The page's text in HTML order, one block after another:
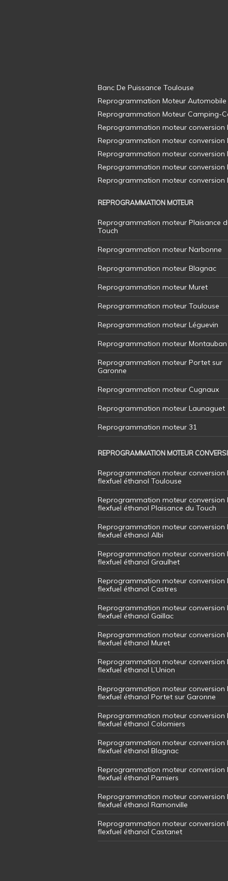
REPROGRAMMATION MOTEUR
Reprogrammation moteur Plaisance
Touch
Reprogrammation moteur Narbonne
Reprogrammation moteur Blagnac
Reprogrammation moteur Muret
Reprogrammation moteur Toulouse
Reprogrammation moteur Léguevin
Reprogrammation moteur Montauban
Reprogrammation moteur Portet sur
Garonne
Reprogrammation moteur Cugnaux
Reprogrammation moteur Launaguet
Reprogrammation moteur 31
REPROGRAMMATION MOTEUR
Reprogrammation moteur conversion
flexfuel éthanol Toulouse
Reprogrammation moteur conversion
flexfuel éthanol Plaisance du Touch
Reprogrammation moteur conversion
flexfuel éthanol Albi
Reprogrammation moteur conversion
flexfuel éthanol Graulhet
Reprogrammation moteur conversion
flexfuel éthanol Castres
Reprogrammation moteur conversion
flexfuel éthanol Gaillac
Reprogrammation moteur conversion
flexfuel éthanol Muret
Reprogrammation moteur conversion
flexfuel éthanol L’Union
Reprogrammation moteur conversion
flexfuel éthanol Portet sur Garonne
Reprogrammation moteur conversion
flexfuel éthanol Colomiers
Reprogrammation moteur conversion
flexfuel éthanol Blagnac
Reprogrammation moteur conversion
flexfuel éthanol Pamiers
Reprogrammation moteur conversion
flexfuel éthanol Ramonville
Reprogrammation moteur conversion
flexfuel éthanol Castanet
Banc De Puissance Toulouse
Reprogrammation Moteur Automobile
Reprogrammation Moteur Camping-
Reprogrammation moteur conversion
Reprogrammation moteur conversion
Reprogrammation moteur conversion
Reprogrammation moteur conversion
Reprogrammation moteur conversion